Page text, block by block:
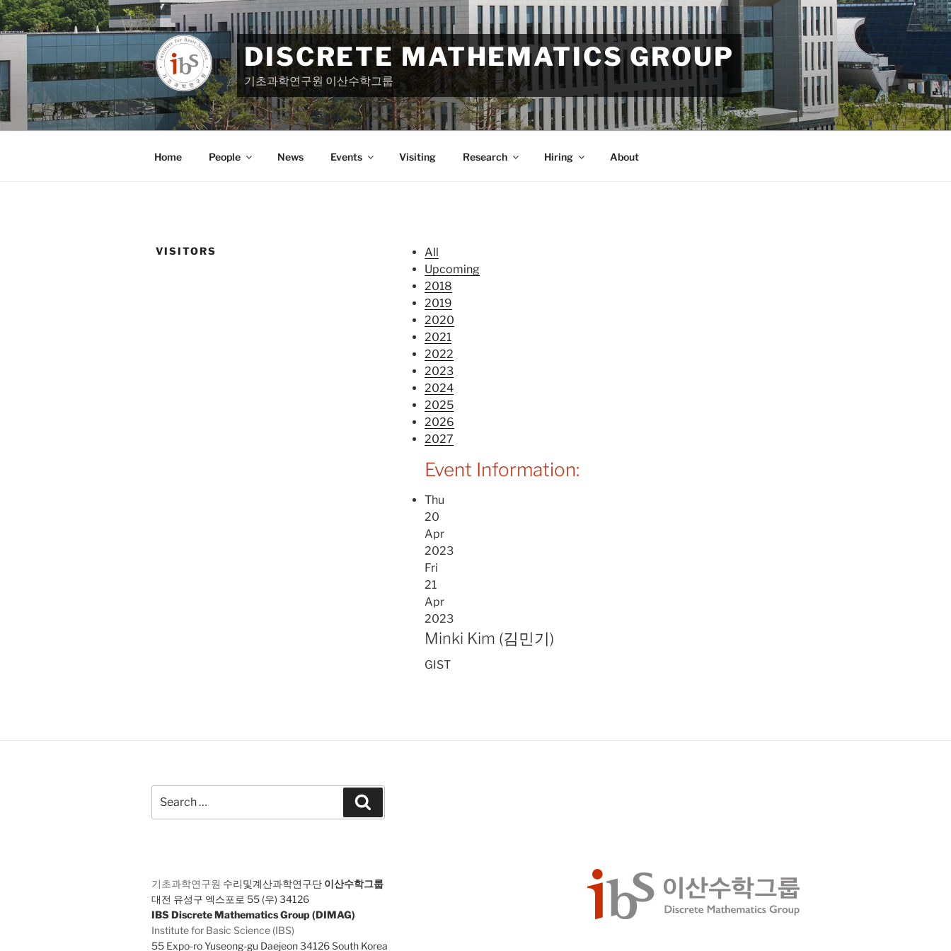
Skip
to
content
DISCRETE MATHEMATICS GROUP
기초과학연구원 이산수학그룹
Home People News Events Visiting Research Hiring About
VISITORS
All
Upcoming
2018
2019
2020
2021
2022
2023
2024
2025
2026
2027
Event Information:
Thu
20
Apr
2023
Fri
21
Apr
2023
Minki Kim (김민기)
GIST
for:
기초과학연구원 수리및계산과학연구단 이산수학그룹
대전 유성구 엑스포로 55 (우) 34126
IBS Discrete Mathematics Group (DIMAG)
Institute for Basic Science (IBS)
55 Expo-ro Yuseong-gu Daejeon 34126 South Korea